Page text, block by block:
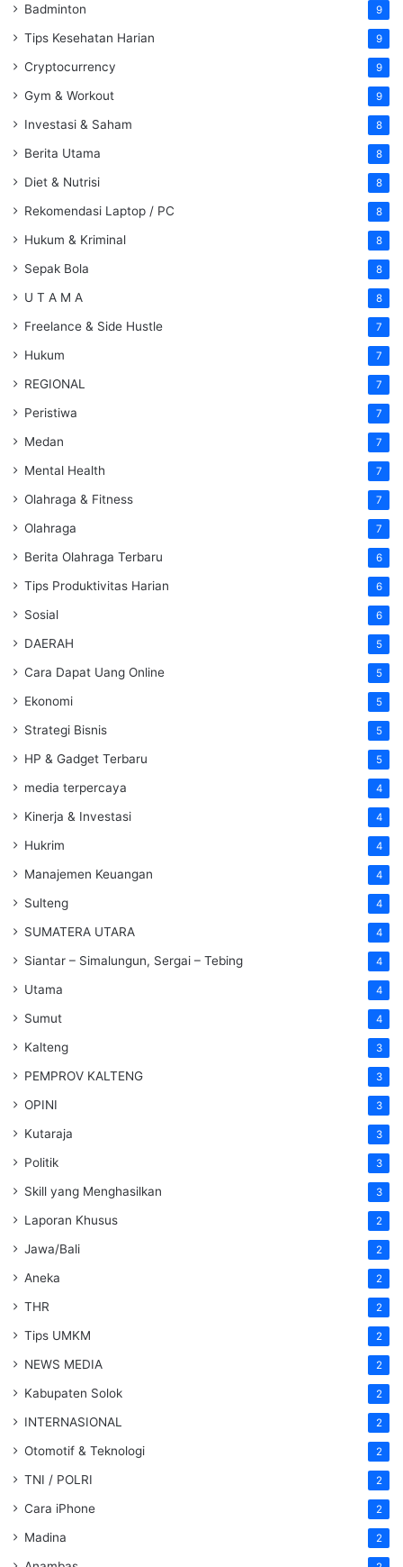
Badminton 9
Tips Kesehatan Harian 9
Cryptocurrency 9
Gym & Workout 9
Investasi & Saham 8
Berita Utama 8
Diet & Nutrisi 8
Rekomendasi Laptop / PC 8
Hukum & Kriminal 8
Sepak Bola 8
U T A M A 8
Freelance & Side Hustle 7
Hukum 7
REGIONAL 7
Peristiwa 7
Medan 7
Mental Health 7
Olahraga & Fitness 7
Olahraga 7
Berita Olahraga Terbaru 6
Tips Produktivitas Harian 6
Sosial 6
DAERAH 5
Cara Dapat Uang Online 5
Ekonomi 5
Strategi Bisnis 5
HP & Gadget Terbaru 5
media terpercaya 4
Kinerja & Investasi 4
Hukrim 4
Manajemen Keuangan 4
Sulteng 4
SUMATERA UTARA 4
Siantar – Simalungun, Sergai – Tebing 4
Utama 4
Sumut 4
Kalteng 3
PEMPROV KALTENG 3
OPINI 3
Kutaraja 3
Politik 3
Skill yang Menghasilkan 3
Laporan Khusus 2
Jawa/Bali 2
Aneka 2
THR 2
Tips UMKM 2
NEWS MEDIA 2
Kabupaten Solok 2
INTERNASIONAL 2
Otomotif & Teknologi 2
TNI / POLRI 2
Cara iPhone 2
Madina 2